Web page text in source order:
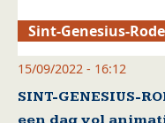
Sint-Genesius-Rode
15/09/2022 - 16:12
SINT-GENESIUS-